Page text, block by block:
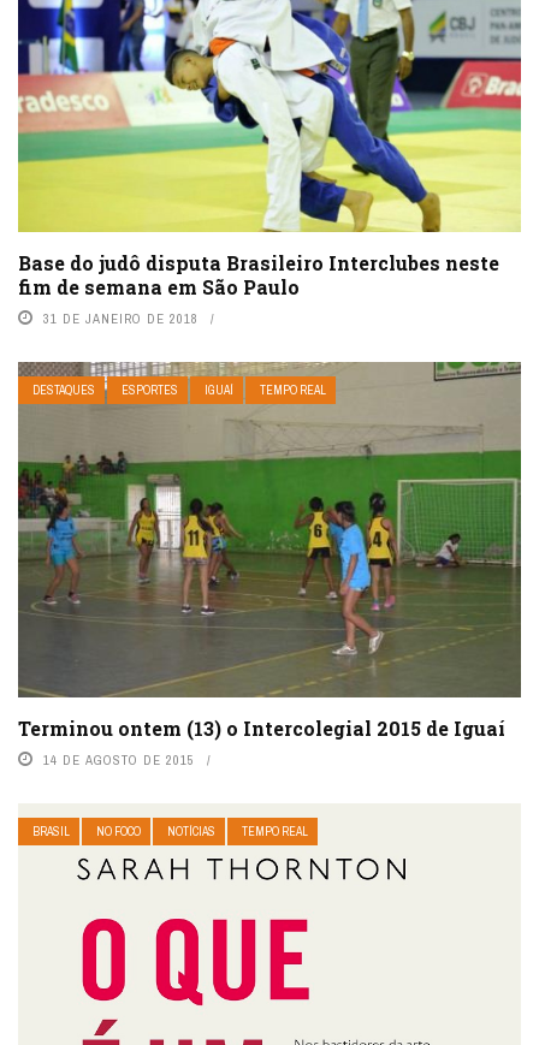
Base do judô disputa Brasileiro Interclubes neste
fim de semana em São Paulo
31 DE JANEIRO DE 2018
DESTAQUES ESPORTES IGUAÍ TEMPO REAL
Terminou ontem (13) o Intercolegial 2015 de Iguaí
14 DE AGOSTO DE 2015
BRASIL NO FOCO NOTÍCIAS TEMPO REAL